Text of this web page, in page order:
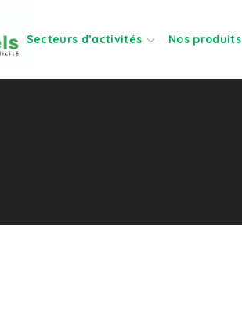
Secteurs d’activités Nos produits